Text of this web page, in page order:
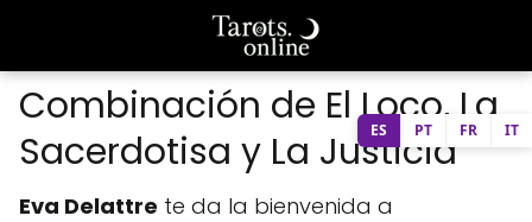
Combinación de El Loco, La
Sacerdotisa y La Justicia
Eva Delattre te da la bienvenida a
ES PT FR IT